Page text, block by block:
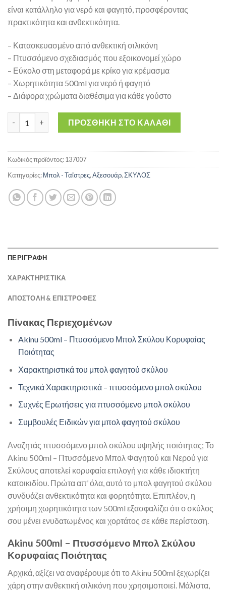
είναι κατάλληλο για νερό και φαγητό, προσφέροντας
πρακτικότητα και ανθεκτικότητα.
– Κατασκευασμένο από ανθεκτική σιλικόνη
– Πτυσσόμενο σχεδιασμός που εξοικονομεί χώρο
– Εύκολο στη μεταφορά με κρίκο για κρέμασμα
– Χωρητικότητα 500ml για νερό ή φαγητό
– Διάφορα χρώματα διαθέσιμα για κάθε γούστο
Akinu 500ml – Πτυσσόμενο Μπολ Φαγητού και Νερού για
ΠΡΟΣΘΉΚΗ ΣΤΟ ΚΑΛΆΘΙ
Κωδικός προϊόντος:137007
Κατηγορίες:Μπολ - Ταΐστρες,Αξεσουάρ,ΣΚΥΛΟΣ
ΠΕΡΙΓΡΑΦΗ
ΧΑΡΑΚΤΗΡΙΣΤΙΚΑ
ΑΠΟΣΤΟΛΉ & ΕΠΙΣΤΡΟΦΈΣ
Πίνακας Περιεχομένων
Akinu 500ml – Πτυσσόμενο Μπολ Σκύλου Κορυφαίας
Ποιότητας
Χαρακτηριστικά του μπολ φαγητού σκύλου
Τεχνικά Χαρακτηριστικά – πτυσσόμενο μπολ σκύλου
Συχνές Ερωτήσεις για πτυσσόμενο μπολ σκύλου
Συμβουλές Ειδικών για μπολ φαγητού σκύλου
Αναζητάς πτυσσόμενο μπολ σκύλου υψηλής ποιότητας; Το
Akinu 500ml – Πτυσσόμενο Μπολ Φαγητού και Νερού για
Σκύλους αποτελεί κορυφαία επιλογή για κάθε ιδιοκτήτη
κατοικιδίου. Πρώτα απ’ όλα, αυτό το μπολ φαγητού σκύλου
συνδυάζει ανθεκτικότητα και φορητότητα. Επιπλέον, η
χρήσιμη χωρητικότητα των 500ml εξασφαλίζει ότι ο σκύλος
σου μένει ενυδατωμένος και χορτάτος σε κάθε περίσταση.
Akinu 500ml – Πτυσσόμενο Μπολ Σκύλου
Κορυφαίας Ποιότητας
Αρχικά, αξίζει να αναφέρουμε ότι το Akinu 500ml ξεχωρίζει
χάρη στην ανθεκτική σιλικόνη που χρησιμοποιεί. Μάλιστα,